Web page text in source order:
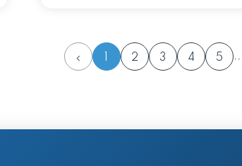
2 3 4 5